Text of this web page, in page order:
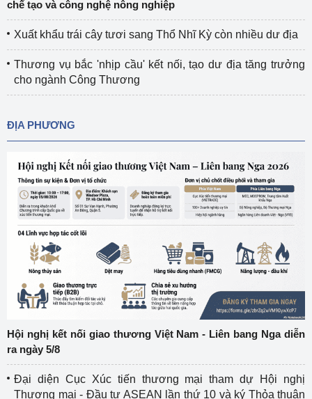
chế tạo và công nghệ nông nghiệp
Xuất khẩu trái cây tươi sang Thổ Nhĩ Kỳ còn nhiều dư địa
Thương vụ bắc 'nhịp cầu' kết nối, tạo dư địa tăng trưởng
cho ngành Công Thương
ĐỊA PHƯƠNG
Hội nghị kết nối giao thương Việt Nam - Liên bang Nga diễn
ra ngày 5/8
Đại diện Cục Xúc tiến thương mại tham dự Hội nghị
Thương mại - Đầu tư ASEAN lần thứ 10 và ký Thỏa thuận